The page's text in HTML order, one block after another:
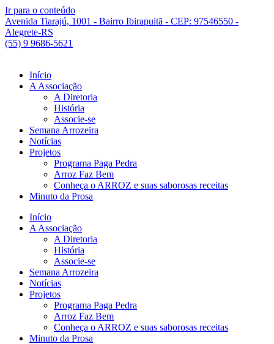
Ir para o conteúdo
Avenida Tiarajú, 1001 - Bairro Ibirapuitã - CEP: 97546550 -
Alegrete-RS
(55) 9 9686-5621
Início
A Associação
A Diretoria
História
Associe-se
Semana Arrozeira
Notícias
Projetos
Programa Paga Pedra
Arroz Faz Bem
Conheça o ARROZ e suas saborosas receitas
Minuto da Prosa
Início
A Associação
A Diretoria
História
Associe-se
Semana Arrozeira
Notícias
Projetos
Programa Paga Pedra
Arroz Faz Bem
Conheça o ARROZ e suas saborosas receitas
Minuto da Prosa